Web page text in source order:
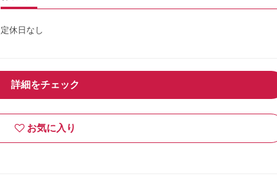
定休日なし
詳細をチェック
お気に入り